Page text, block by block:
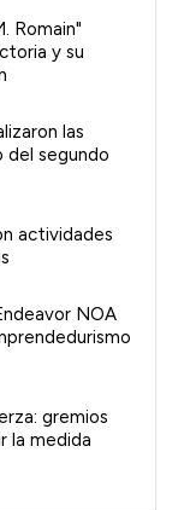
Romain"
y su
las
del segundo
actividades
NOA
gremios
la medida